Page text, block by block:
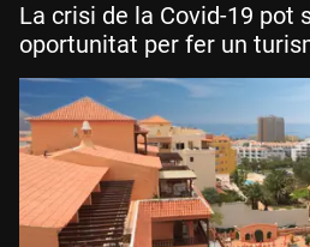
La crisi de la Covid-19 pot
oportunitat per fer un